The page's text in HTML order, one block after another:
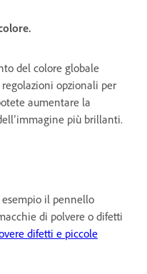
del colore globale
opzionali per
aumentare la
più brillanti.
il pennello
di polvere o difetti
difetti e piccole